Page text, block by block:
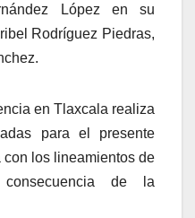
López en su
Rodríguez Piedras,
en Tlaxcala realiza
para el presente
los lineamientos de
de la